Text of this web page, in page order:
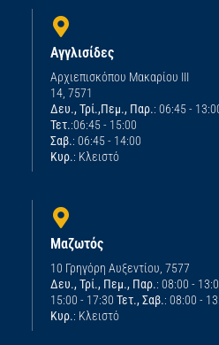
Αγγλισίδες
Αρχιεπισκόπου Μακαρίου ΙΙΙ
14, 7571
Δευ., Τρί.,Πεμ., Παρ.: 06:45 -
Τετ.:06:45 - 15:00
Σαβ.: 06:45 - 14:00
Κυρ.: Κλειστό
Μαζωτός
10 Γρηγόρη Αυξεντίου, 7577
Δευ., Τρί., Πεμ., Παρ.: 08:00 -
15:00 - 17:30 Τετ., Σαβ.: 08:00 -
Κυρ.: Κλειστό